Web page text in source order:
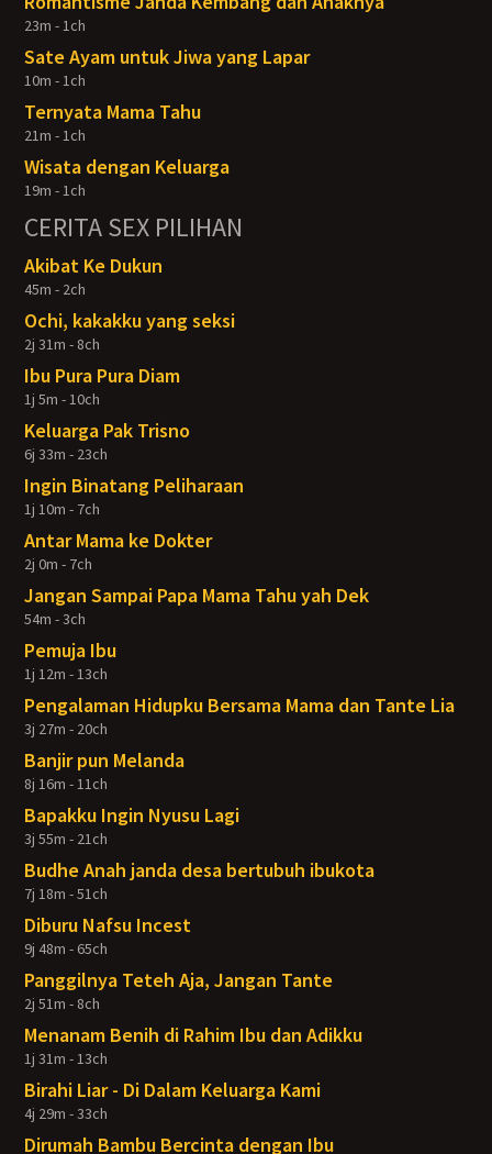
23m - 1ch
Sate Ayam untuk Jiwa yang Lapar
10m - 1ch
Ternyata Mama Tahu
21m - 1ch
Wisata dengan Keluarga
19m - 1ch
CERITA SEX PILIHAN
Akibat Ke Dukun
45m - 2ch
Ochi, kakakku yang seksi
2j 31m - 8ch
Ibu Pura Pura Diam
1j 5m - 10ch
Keluarga Pak Trisno
6j 33m - 23ch
Ingin Binatang Peliharaan
1j 10m - 7ch
Antar Mama ke Dokter
2j 0m - 7ch
Jangan Sampai Papa Mama Tahu yah Dek
54m - 3ch
Pemuja Ibu
1j 12m - 13ch
Pengalaman Hidupku Bersama Mama dan Tante Lia
3j 27m - 20ch
Banjir pun Melanda
8j 16m - 11ch
Bapakku Ingin Nyusu Lagi
3j 55m - 21ch
Budhe Anah janda desa bertubuh ibukota
7j 18m - 51ch
Diburu Nafsu Incest
9j 48m - 65ch
Panggilnya Teteh Aja, Jangan Tante
2j 51m - 8ch
Menanam Benih di Rahim Ibu dan Adikku
1j 31m - 13ch
Birahi Liar - Di Dalam Keluarga Kami
4j 29m - 33ch
Dirumah Bambu Bercinta dengan Ibu